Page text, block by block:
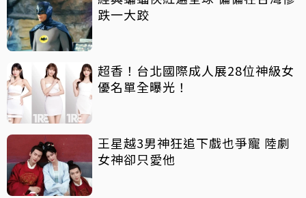
跌一大跤
超香！台北國際成人展28位神級女
優名單全曝光！
王星越3男神狂追下戲也爭寵 陸劇
女神卻只愛他